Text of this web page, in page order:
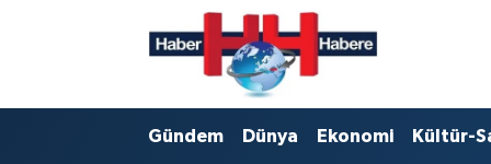
Gündem Dünya Ekonomi Kültür-
Trafik Durumu